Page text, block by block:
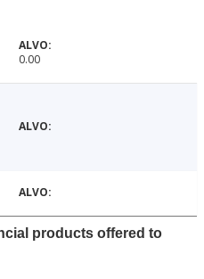
0.00
products offered to